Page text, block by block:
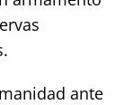
ante